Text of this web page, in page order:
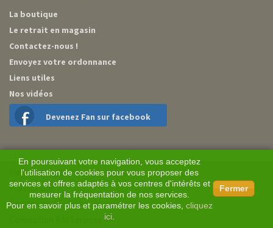
La boutique
Le retrait en magasin
Contactez-nous !
Envoyez votre ordonnance
Liens utiles
Nos vidéos
Devenez Fan sur facebook
En poursuivant votre navigation, vous acceptez
l'utilisation de cookies pour vous proposer des
services et offres adaptés à vos centres d'intérêts et
mesurer la fréquentation de nos services.
Pour en savoir plus et paramétrer les cookies, cliquez
ici
Fermer
Mentions légales
Plan du site
Conditions générales de vente